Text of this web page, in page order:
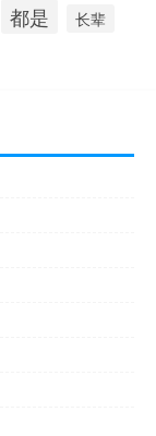
都是 长辈